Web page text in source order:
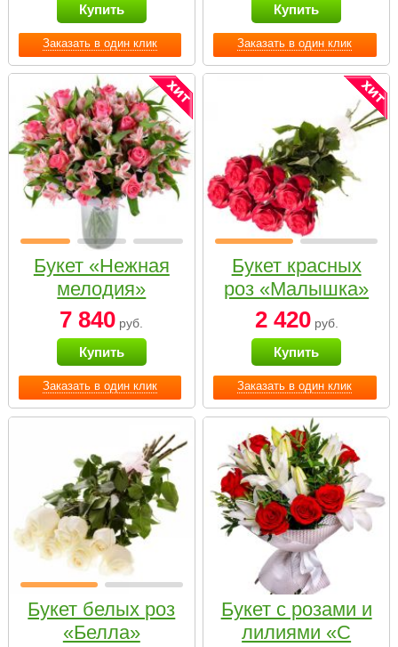
Заказать в один клик
Купить
Заказать в один клик
Купить
Заказать в один клик
Букет «Нежная
мелодия»
7 840 руб.
Купить
Заказать в один клик
Букет красных
роз «Малышка»
2 420руб.
Купить
Букет белых роз
«Белла»
Букет с розами и
лилиями «С